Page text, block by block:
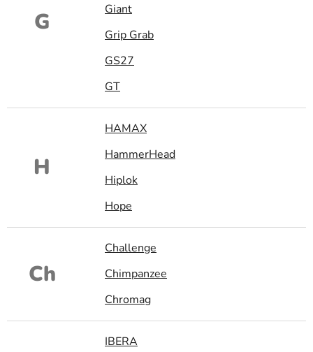
G
Giant
Grip Grab
GS27
GT
H
HAMAX
HammerHead
Hiplok
Hope
Ch
Challenge
Chimpanzee
Chromag
IBERA